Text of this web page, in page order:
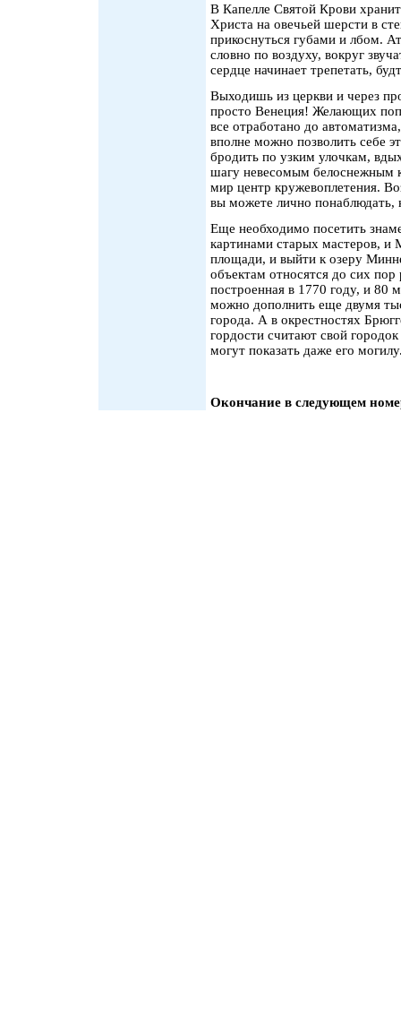
В Капелле Святой Крови
Христа на овечьей шерсти в
прикоснуться губами и лбом.
словно по воздуху, вокруг
сердце начинает трепетать,
Выходишь из церкви и через
просто Венеция! Желающих
все отработано до
вполне можно позволить себе
бродить по узким улочкам,
шагу невесомым белоснежным
мир центр кружевоплетения.
вы можете лично понаблюдать,
Еще необходимо посетить
картинами старых мастеров, и
площади, и выйти к озеру
объектам относятся до сих
построенная в 1770 году, и 80
можно дополнить еще двумя
города. А в окрестностях
гордости считают свой
могут показать даже его
Окончание в следующем